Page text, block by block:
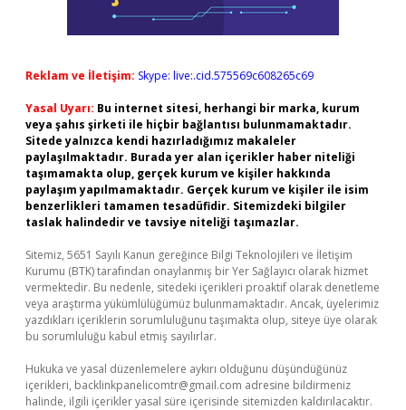
Reklam ve İletişim: Skype: live:.cid.575569c608265c69
Yasal Uyarı: Bu internet sitesi, herhangi bir marka, kurum
veya şahıs şirketi ile hiçbir bağlantısı bulunmamaktadır.
Sitede yalnızca kendi hazırladığımız makaleler
paylaşılmaktadır. Burada yer alan içerikler haber niteliği
taşımamakta olup, gerçek kurum ve kişiler hakkında
paylaşım yapılmamaktadır. Gerçek kurum ve kişiler ile isim
benzerlikleri tamamen tesadüfidir. Sitemizdeki bilgiler
taslak halindedir ve tavsiye niteliği taşımazlar.
Sitemiz, 5651 Sayılı Kanun gereğince Bilgi Teknolojileri ve İletişim
Kurumu (BTK) tarafından onaylanmış bir Yer Sağlayıcı olarak hizmet
vermektedir. Bu nedenle, sitedeki içerikleri proaktif olarak denetleme
veya araştırma yükümlülüğümüz bulunmamaktadır. Ancak, üyelerimiz
yazdıkları içeriklerin sorumluluğunu taşımakta olup, siteye üye olarak
bu sorumluluğu kabul etmiş sayılırlar.
Hukuka ve yasal düzenlemelere aykırı olduğunu düşündüğünüz
içerikleri, backlinkpanelicomtr@gmail.com adresine bildirmeniz
halinde, ilgili içerikler yasal süre içerisinde sitemizden kaldırılacaktır.